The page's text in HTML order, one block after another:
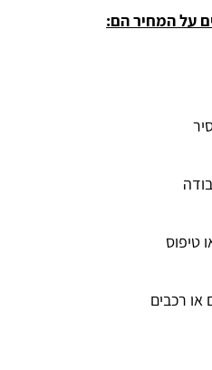
על המחיר הם:
טיפוס
או רכבים